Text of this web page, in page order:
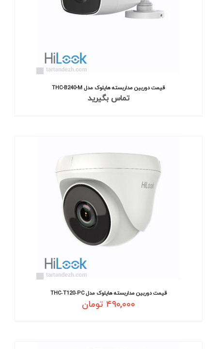
قیمت دوربین مداربسته هایلوک مدل THC-B240-M
تماس بگیرید
قیمت دوربین مداربسته هایلوک مدل THC‐T120‐PC
۴۹۰,۰۰۰ تومان